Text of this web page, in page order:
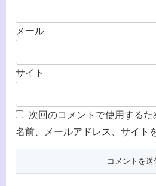
メール
サイト
次回のコメントで使用する
名前、メールアドレス、サイト